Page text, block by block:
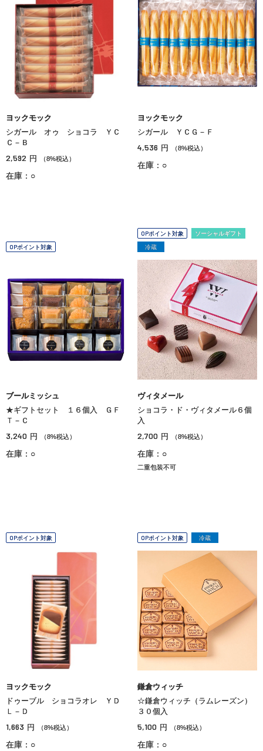
ヨックモック
シガール オゥ ショコラ ＹＣ
Ｃ－Ｂ
2,592 円 （8%税込）
在庫：○
ヨックモック
シガール ＹＣＧ－Ｆ
4,536 円 （8%税込）
在庫：○
OPポイント対象
ブールミッシュ
★ギフトセット １６個入 ＧＦ
Ｔ－Ｃ
3,240 円 （8%税込）
在庫：○
OPポイント対象
ソーシャルギフト
冷蔵
ヴィタメール
ショコラ・ド・ヴィタメール６個
入
2,700 円 （8%税込）
在庫：○
二重包装不可
OPポイント対象
ヨックモック
ドゥーブル ショコラオレ ＹＤ
Ｌ－Ｄ
1,663 円 （8%税込）
在庫：○
OPポイント対象 冷蔵
鎌倉ウィッチ
☆鎌倉ウィッチ（ラムレーズン）
３０個入
5,100 円 （8%税込）
在庫：○